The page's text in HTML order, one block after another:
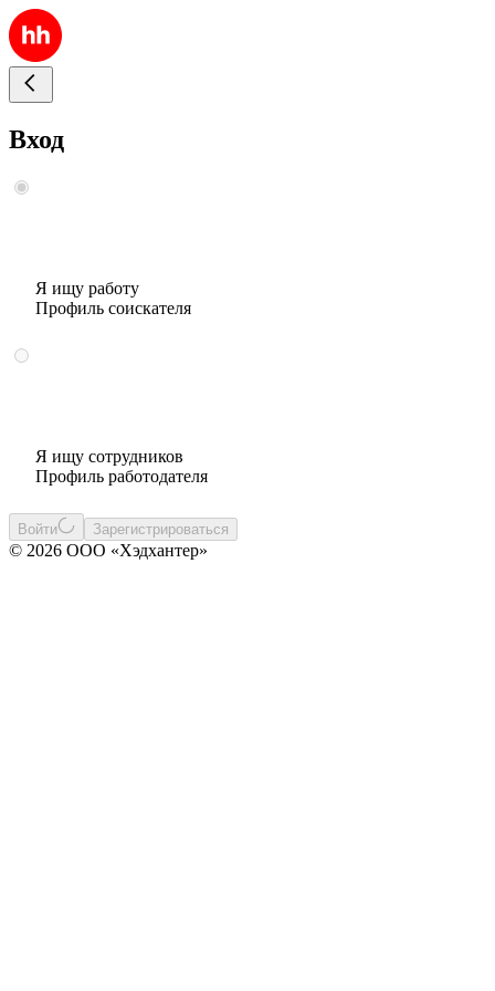
Вход
Я ищу работу
Профиль соискателя
Я ищу сотрудников
Профиль работодателя
Войти Зарегистрироваться
© 2026 ООО «Хэдхантер»